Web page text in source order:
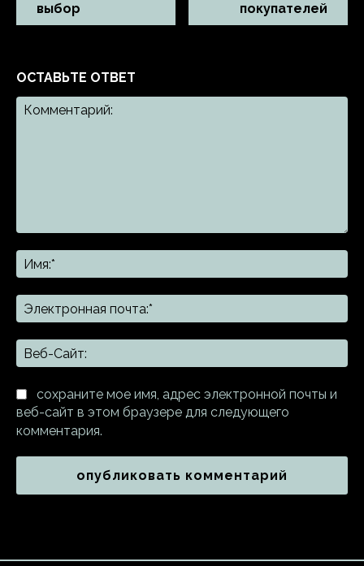
выбор
покупателей
ОСТАВЬТЕ ОТВЕТ
сохраните мое имя, адрес электронной почты и
веб-сайт в этом браузере для следующего
комментария.